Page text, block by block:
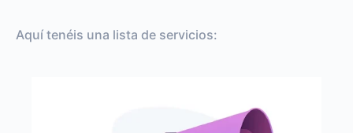
Aquí tenéis una lista de servicios: